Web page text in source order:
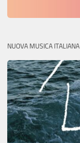
NUOVA MUSICA ITALIANA